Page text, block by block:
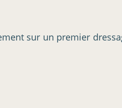
sur un premier